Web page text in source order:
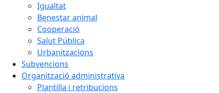
Igualtat
Benestar animal
Cooperació
Salut Pública
Urbanitzacions
Subvencions
Organització administrativa
Plantilla i retribucions